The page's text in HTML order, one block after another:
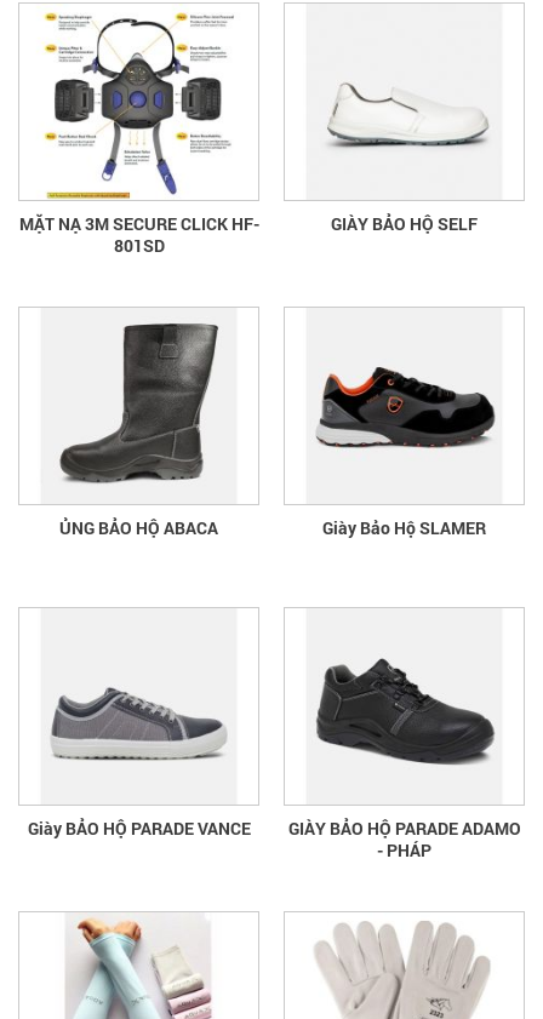
MẶT NẠ 3M SECURE CLICK HF-
801SD
GIÀY BẢO HỘ SELF
ỦNG BẢO HỘ ABACA Giày Bảo Hộ SLAMER
Giày BẢO HỘ PARADE VANCE
GIÀY BẢO HỘ PARADE ADAMO
- PHÁP